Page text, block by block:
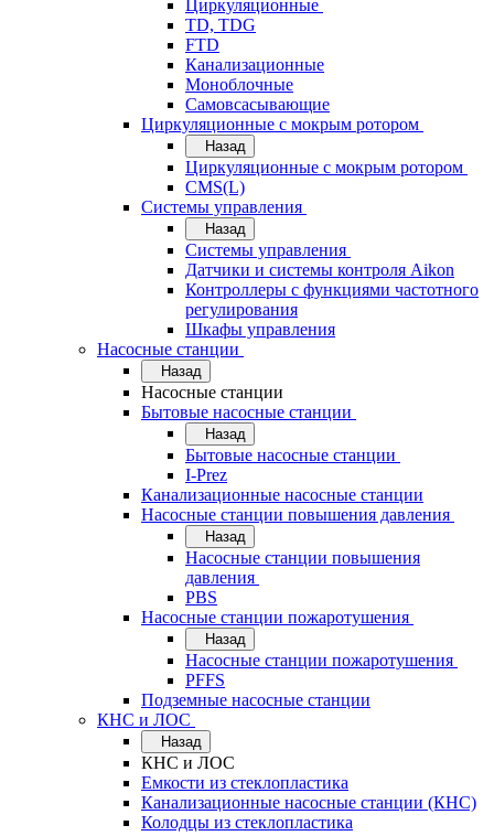
Циркуляционные
TD, TDG
FTD
Канализационные
Моноблочные
Самовсасывающие
Циркуляционные с мокрым ротором
Назад
Циркуляционные с мокрым ротором
CMS(L)
Системы управления
Назад
Системы управления
Датчики и системы контроля Aikon
Контроллеры с функциями частотного
регулирования
Шкафы управления
Насосные станции
Назад
Насосные станции
Бытовые насосные станции
Назад
Бытовые насосные станции
I-Prez
Канализационные насосные станции
Насосные станции повышения давления
Назад
Насосные станции повышения
давления
PBS
Насосные станции пожаротушения
Назад
Насосные станции пожаротушения
PFFS
Подземные насосные станции
КНС и ЛОС
Назад
КНС и ЛОС
Емкости из стеклопластика
Канализационные насосные станции (КНС)
Колодцы из стеклопластика